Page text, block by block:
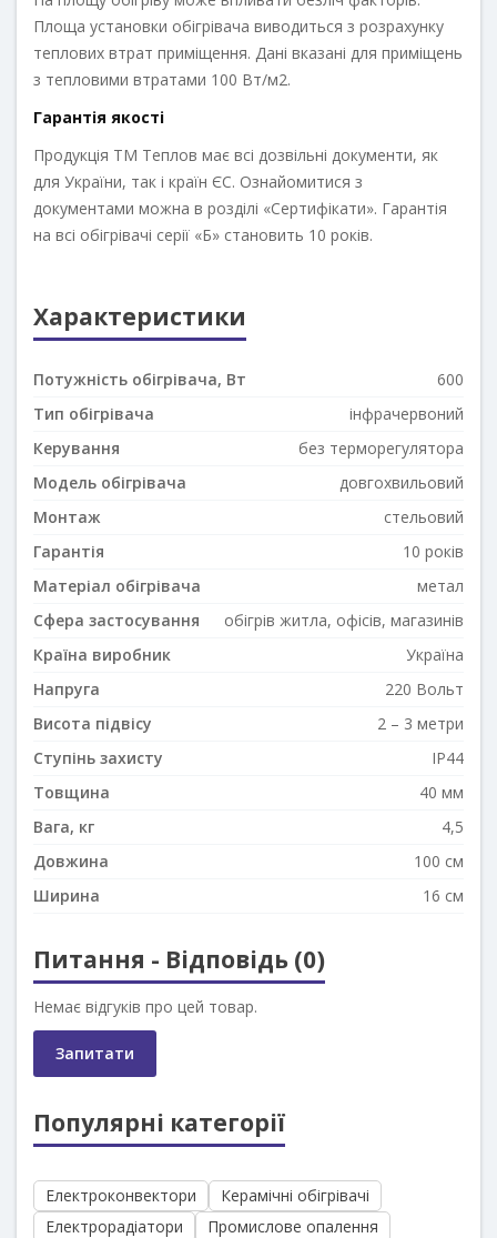
Площа установки обігрівача виводиться з розрахунку
теплових втрат приміщення. Дані вказані для приміщень
з тепловими втратами 100 Вт/м2.
Гарантія якості
Продукція ТМ Теплов має всі дозвільні документи, як
для України, так і країн ЄС. Ознайомитися з
документами можна в розділі «Сертифікати». Гарантія
на всі обігрівачі серії «Б» становить 10 років.
Характеристики
Потужність обігрівача, Вт
600
Тип обігрівача
інфрачервоний
Керування
без терморегулятора
Модель обігрівача
довгохвильовий
Монтаж
стельовий
Гарантія
10 років
Матеріал обігрівача
метал
Сфера застосування
обігрів житла, офісів, магазинів
Країна виробник
Україна
Напруга
220 Вольт
Висота підвісу
2 – 3 метри
Ступінь захисту
IP44
Товщина
40 мм
Вага, кг
4,5
Довжина
100 см
Ширина
16 см
Питання - Відповідь (0)
Немає відгуків про цей товар.
Запитати
Популярні категорії
Електроконвектори
Керамічні обігрівачі
Електрорадіатори
Промислове опалення